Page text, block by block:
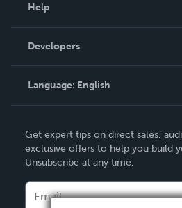
Podcast
Help
Order Lookup
Knowledge Base
Contact Support
Developers
Language: English
Deutsch
Français
Italiano
Get expert tips on direct sales,
exclusive offers to help you build
Unsubscribe at any time.